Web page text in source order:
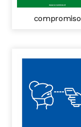
compromiso